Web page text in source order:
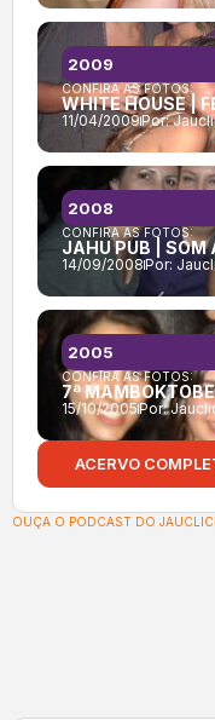
CONFIRA AS FOTOS:
WHITE HOUSE |
11/04/2009Por:
2009
CONFIRA AS FOTOS:
JAHU PUB | SOM
14/09/2008Por:
2008
CONFIRA AS FOTOS:
7ª
15/10/2005Por:
2005
ACERVO
OUÇA O PODCAST DO